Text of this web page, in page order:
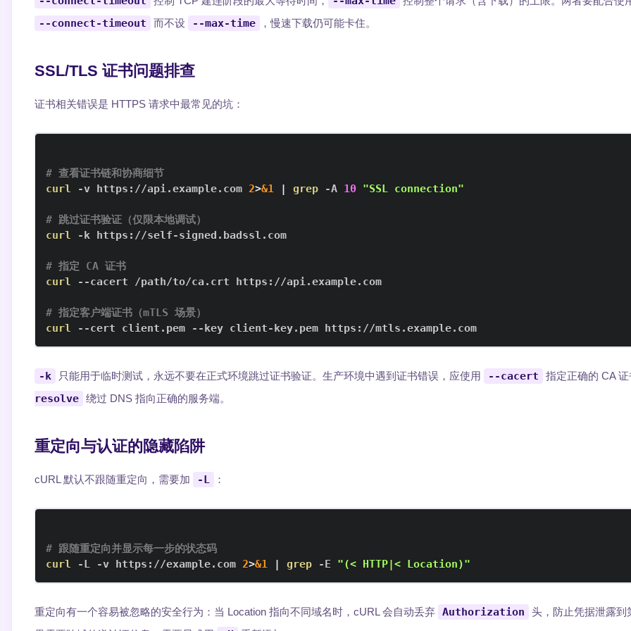
--connect-timeout 而不设 --max-time ，慢速下载仍可能卡住。
SSL/TLS 证书问题排查
证书相关错误是 HTTPS 请求中最常见的坑：
# 查看证书链和协商细节
curl -v https://api.example.com 2>&1 | grep -A 10 "SSL connection"
# 跳过证书验证（仅限本地调试）
curl
# 指定 CA 证书
curl
# 指定客户端证书（mTLS 场景）
curl --cert client.pem --key client-key.pem https://mtls.example.com
-k 只能用于临时测试，永远不要在正式环境跳过证书验证。生产环境中遇到证书错误，应使用 --cacert 指定正确的 CA
resolve 绕过 DNS 指向正确的服务端。
重定向与认证的隐藏陷阱
cURL 默认不跟随重定向，需要加 -L ：
# 跟随重定向并显示每一步的状态码
curl -L -v https://example.com 2>&1 | grep -E "(< HTTP|< Location)"
重定向有一个容易被忽略的安全行为：当 Location 指向不同域名时，cURL 会自动丢弃 Authorization
头，防止凭据泄露到